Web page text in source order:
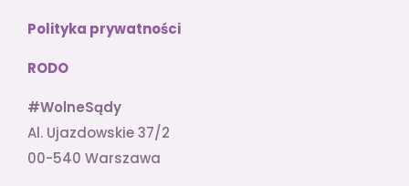
Polityka prywatności
RODO
#WolneSądy
Al. Ujazdowskie 37/2
00-540 Warszawa